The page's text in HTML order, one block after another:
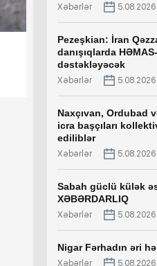
Xəbərlər 5.08.2026
Pezeşkian: İran
danışıqlarda
dəstəkləyəcək
Xəbərlər 5.08.2026
Naxçıvan, Ordubad
icra başçıları
ediliblər
Xəbərlər 5.08.2026
Sabah güclü külək
XƏBƏRDARLIQ
Xəbərlər 5.08.2026
Nigar Fərhadın əri
Xəbərlər 5.08.2026